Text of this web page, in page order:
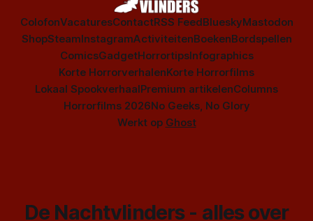
ColofonVacaturesContactRSS FeedBlueskyMastodon
ShopSteamInstagramActiviteitenBoekenBordspellen
ComicsGadgetHorrortipsInfographics
Korte HorrorverhalenKorte Horrorfilms
Lokaal SpookverhaalPremium artikelenColumns
Horrorfilms 2026No Geeks, No Glory
Werkt op Ghost
De Nachtvlinders - alles over